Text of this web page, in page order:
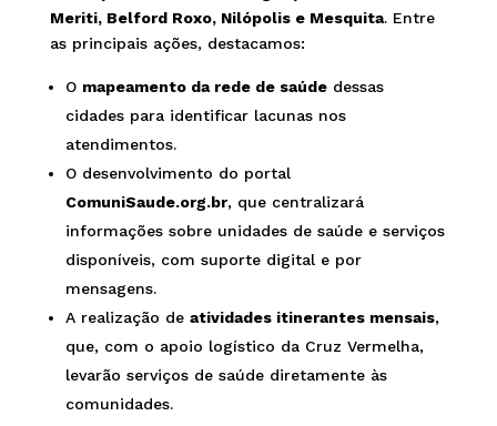
Meriti, Belford Roxo, Nilópolis e Mesquita. Entre
as principais ações, destacamos:
O mapeamento da rede de saúdedessas
cidades para identificar lacunas nos
atendimentos.
O desenvolvimento do portal
ComuniSaude.org.br, que centralizará
informações sobre unidades de saúde e serviços
disponíveis, com suporte digital e por
mensagens.
A realização de atividades itinerantes mensais,
que, com o apoio logístico da Cruz Vermelha,
levarão serviços de saúde diretamente às
comunidades.